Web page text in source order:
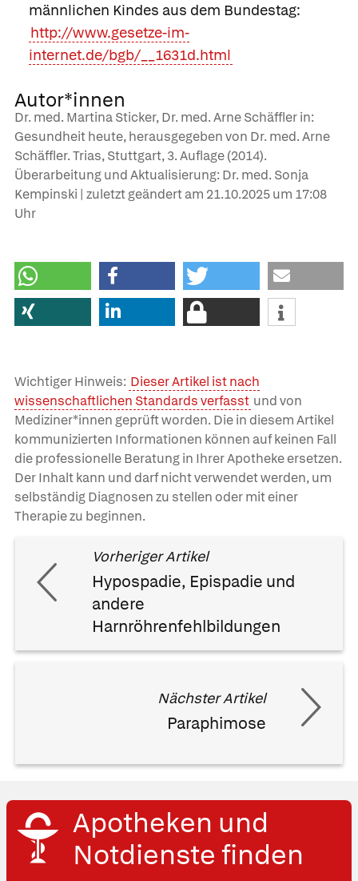
männlichen Kindes aus dem Bundestag:
http://www.gesetze-im-
internet.de/bgb/__1631d.html
Autor*innen
Dr. med. Martina Sticker, Dr. med. Arne Schäffler in:
Gesundheit heute, herausgegeben von Dr. med. Arne
Schäffler. Trias, Stuttgart, 3. Auflage (2014).
Überarbeitung und Aktualisierung: Dr. med. Sonja
Kempinski | zuletzt geändert am 21.10.2025um 17:08
Uhr
Wichtiger Hinweis: Dieser Artikel ist nach
wissenschaftlichen Standards verfasst und von
Mediziner*innen geprüft worden. Die in diesem Artikel
kommunizierten Informationen können auf keinen Fall
die professionelle Beratung in Ihrer Apotheke ersetzen.
Der Inhalt kann und darf nicht verwendet werden, um
selbständig Diagnosen zu stellen oder mit einer
Therapie zu beginnen.
Vorheriger Artikel
Hypospadie, Epispadie und
andere
Harnröhrenfehlbildungen
Nächster Artikel
Paraphimose
Apotheken und
Notdienste finden